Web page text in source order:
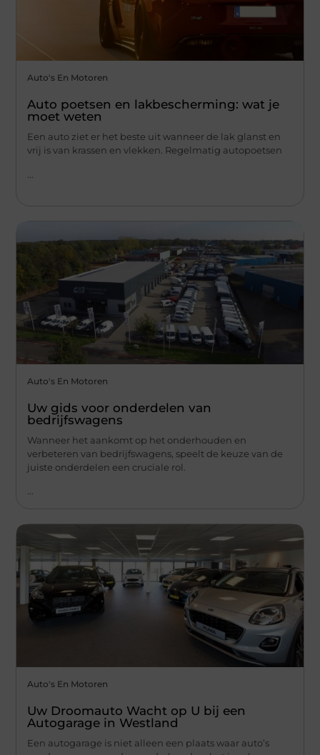
Auto's En Motoren
Auto poetsen en lakbescherming: wat je
moet weten
Een auto ziet er het beste uit wanneer de lak glanst en
vrij is van krassen en vlekken. Regelmatig autopoetsen
Auto's En Motoren
Uw gids voor onderdelen van
bedrijfswagens
Wanneer het aankomt op het onderhouden en
verbeteren van bedrijfswagens, speelt de keuze van de
juiste onderdelen een cruciale rol.
...
Auto's En Motoren
Uw Droomauto Wacht op U bij een
Autogarage in Westland
Een autogarage is niet alleen een plaats waar auto’s